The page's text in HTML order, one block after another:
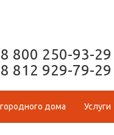
8 800 250-93-29
8 812 929-79-29
дома Услуги